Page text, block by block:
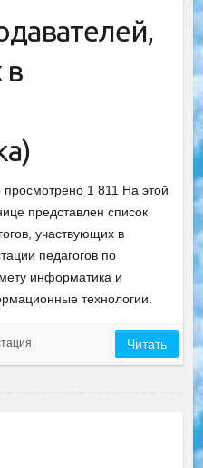
в
1 811 На этой
представлен список
участвующих в
педагогов по
информатика и
технологии.
Читать